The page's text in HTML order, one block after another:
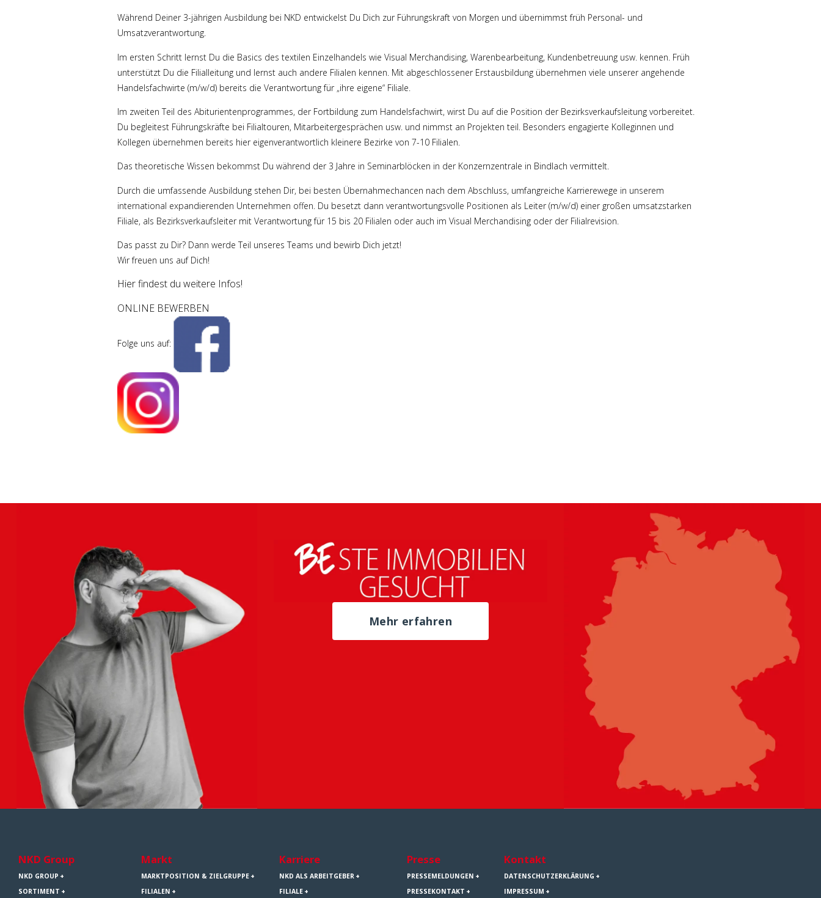
Während Deiner 3-jährigen Ausbildung bei NKD entwickelst Du Dich zur Führungskraft von Morgen und übernimmst früh Personal- und
Umsatzverantwortung.
Im ersten Schritt lernst Du die Basics des textilen Einzelhandels wie Visual Merchandising, Warenbearbeitung, Kundenbetreuung usw. kennen. Früh
unterstützt Du die Filialleitung und lernst auch andere Filialen kennen. Mit abgeschlossener Erstausbildung übernehmen viele unserer angehende
Handelsfachwirte (m/w/d) bereits die Verantwortung für „ihre eigene“ Filiale.
Im zweiten Teil des Abiturientenprogrammes, der Fortbildung zum Handelsfachwirt, wirst Du auf die Position der Bezirksverkaufsleitung vorbereitet.
Du begleitest Führungskräfte bei Filialtouren, Mitarbeitergesprächen usw. und nimmst an Projekten teil. Besonders engagierte Kolleginnen und
Kollegen übernehmen bereits hier eigenverantwortlich kleinere Bezirke von 7-10 Filialen.
Das theoretische Wissen bekommst Du während der 3 Jahre in Seminarblöcken in der Konzernzentrale in Bindlach vermittelt.
Durch die umfassende Ausbildung stehen Dir, bei besten Übernahmechancen nach dem Abschluss, umfangreiche Karrierewege in unserem
international expandierenden Unternehmen offen. Du besetzt dann verantwortungsvolle Positionen als Leiter (m/w/d) einer großen umsatzstarken
Filiale, als Bezirksverkaufsleiter mit Verantwortung für 15 bis 20 Filialen oder auch im Visual Merchandising oder der Filialrevision.
Das passt zu Dir? Dann werde Teil unseres Teams und bewirb Dich jetzt!
Wir freuen uns auf Dich!
Hier findest du weitere Infos!
ONLINE BEWERBEN
Folge uns auf:
Mehr erfahren
NKD Group
NKD GROUP
SORTIMENT
Markt
MARKTPOSITION & ZIELGRUPPE
FILIALEN
Karriere
NKD ALS ARBEITGEBER
FILIALE
Presse
PRESSEMELDUNGEN
PRESSEKONTAKT
Kontakt
DATENSCHUTZERKLÄRUNG
IMPRESSUM